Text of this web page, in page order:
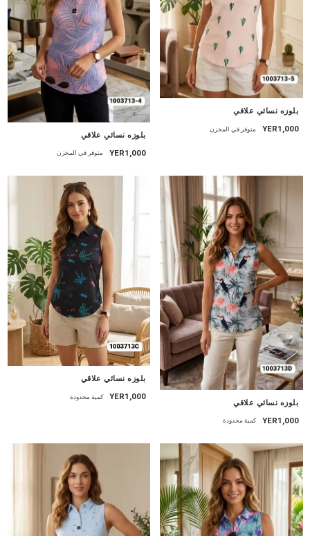
جديد
بلوزه نسائي علاقي
YER1,000 متوفر في المخزن
بلوزه نسائي علاقي
YER1,000 متوفر في المخزن
بلوزه نسائي علاقي
YER1,000 كمية محدودة
بلوزه نسائي علاقي
YER1,000 كمية محدودة